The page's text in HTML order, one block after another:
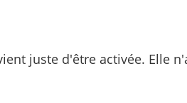
juste d'être activée. Elle